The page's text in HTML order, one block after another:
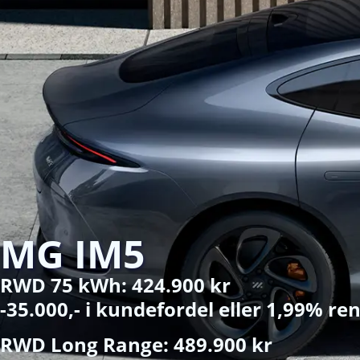
MG IM5
RWD 75 kWh: 424.900 kr
-35.000,- i kundefordel eller 1,99%
RWD Long Range: 489.900 kr